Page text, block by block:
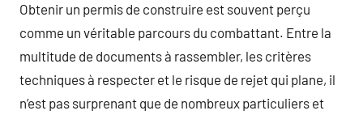
Obtenir un permis de construire est souvent perçu
comme un véritable parcours du combattant. Entre la
multitude de documents à rassembler, les critères
techniques à respecter et le risque de rejet qui plane, il
n’est pas surprenant que de nombreux particuliers et